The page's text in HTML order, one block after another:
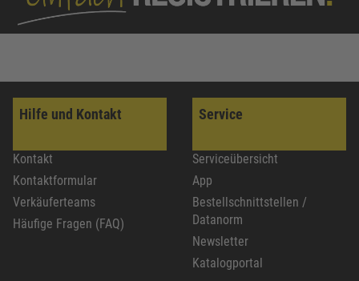
Hilfe und Kontakt
Kontakt
Kontaktformular
Verkäuferteams
Häufige Fragen (FAQ)
Service
Serviceübersicht
App
Bestellschnittstellen /
Datanorm
Newsletter
Katalogportal